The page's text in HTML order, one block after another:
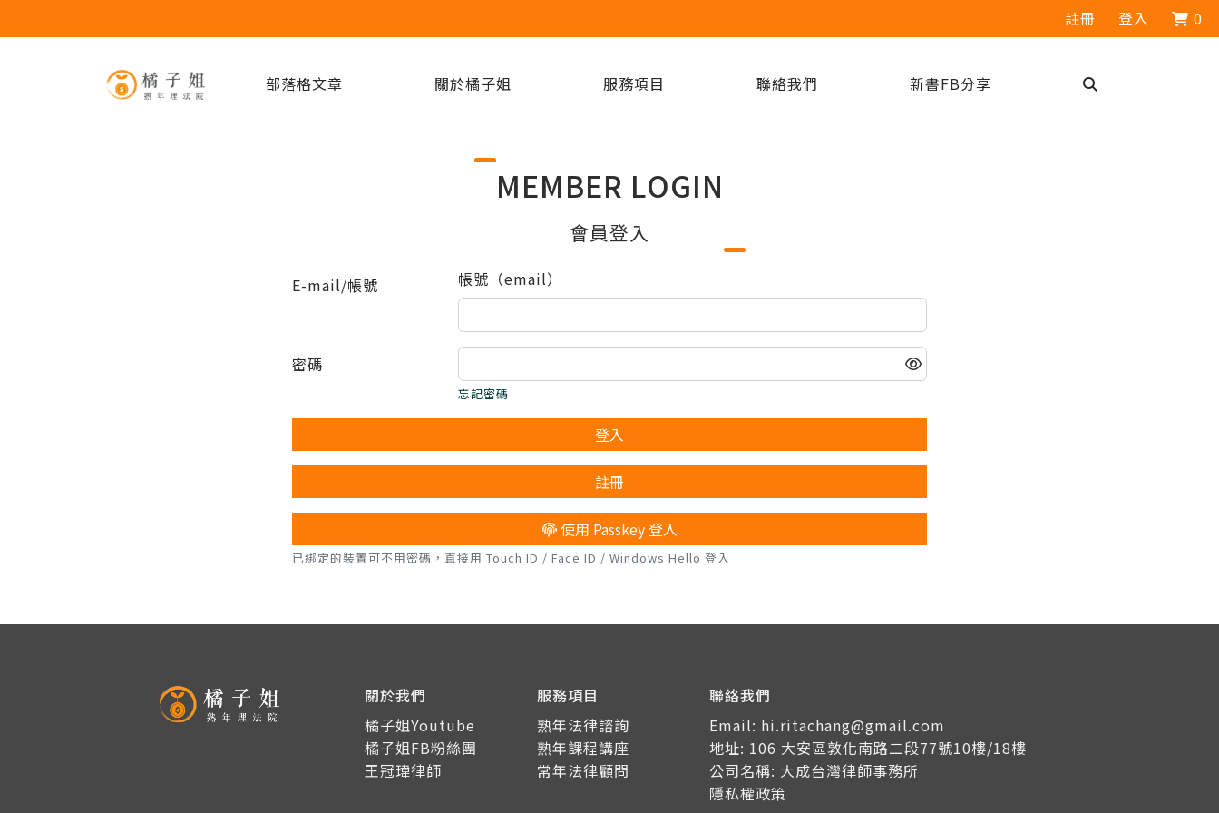
註冊 登入 0
部落格文章 關於橘子姐 服務項目 聯絡我們 新書FB分享
MEMBER LOGIN
會員登入
E-mail/帳號 帳號（email）
密碼
忘記密碼
登入
註冊
使用 Passkey 登入
已綁定的裝置可不用密碼，直接用 Touch ID / Face ID / Windows Hello 登入
關於我們
橘子姐Youtube
橘子姐FB粉絲團
王冠瑋律師
服務項目
熟年法律諮詢
熟年課程講座
常年法律顧問
聯絡我們
Email: hi.ritachang@gmail.com
地址: 106 大安區敦化南路二段77號10樓/18樓
公司名稱: 大成台灣律師事務所
隱私權政策